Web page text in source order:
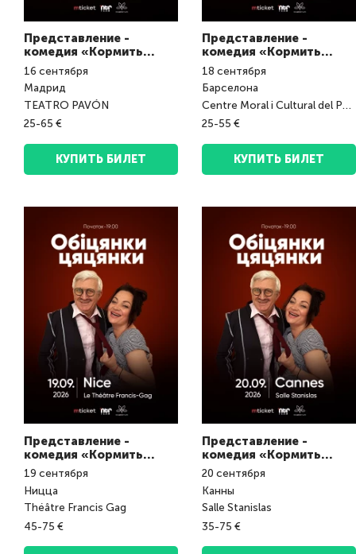
Представление -
комедия «Кормить
завтраками»
16 сентября
Мадрид
TEATRO PAVÓN
25-65 €
КУПИТЬ БИЛЕТ
Представление -
комедия «Кормить
завтраками»
18 сентября
Барселона
Centre Moral i Cultural del Poblenou
25-55 €
КУПИТЬ БИЛЕТ
Представление -
комедия «Кормить
завтраками»
19 сентября
Ницца
Théâtre Francis Gag
45-75 €
Представление -
комедия «Кормить
завтраками»
20 сентября
Канны
Salle Stanislas
35-75 €